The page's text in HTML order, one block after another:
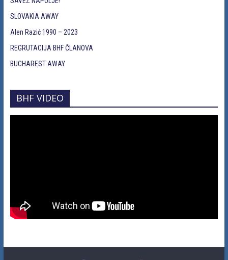
SLOVAKIA AWAY
Alen Razić 1990 – 2023
REGRUTACIJA BHF ČLANOVA
BUCHAREST AWAY
BHF VIDEO